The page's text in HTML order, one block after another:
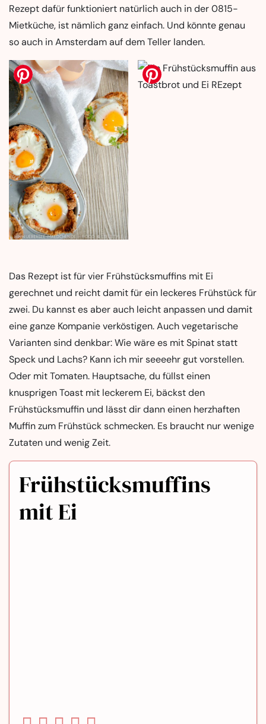
Rezept dafür funktioniert natürlich auch in der 0815-
Mietküche, ist nämlich ganz einfach. Und könnte genau
so auch in Amsterdam auf dem Teller landen.
Das Rezept ist für vier Frühstücksmuffins mit Ei
gerechnet und reicht damit für ein leckeres Frühstück für
zwei. Du kannst es aber auch leicht anpassen und damit
eine ganze Kompanie verköstigen. Auch vegetarische
Varianten sind denkbar: Wie wäre es mit Spinat statt
Speck und Lachs? Kann ich mir seeeehr gut vorstellen.
Oder mit Tomaten. Hauptsache, du füllst einen
knusprigen Toast mit leckerem Ei, bäckst den
Frühstücksmuffin und lässt dir dann einen herzhaften
Muffin zum Frühstück schmecken. Es braucht nur wenige
Zutaten und wenig Zeit.
Frühstücksmuffins
mit Ei